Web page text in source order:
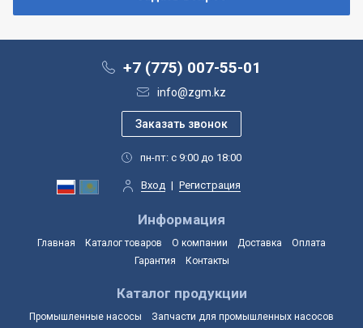
+7 (775) 007-55-01
info@zgm.kz
пн-пт: с 9:00 до 18:00
Вход | Регистрация
Информация
Главная Каталог товаров О компании Доставка
Оплата
Гарантия
Контакты
Каталог продукции
Промышленные насосы Запчасти для промышленных насосов